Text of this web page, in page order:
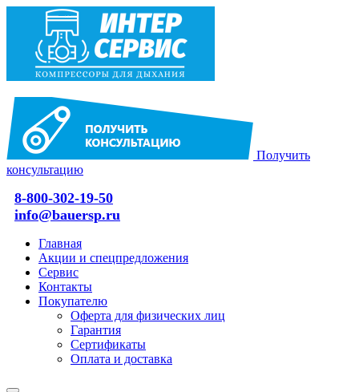
Получить
консультацию
8-800-302-19-50
info@bauersp.ru
Главная
Акции и спецпредложения
Сервис
Контакты
Покупателю
Оферта для физических лиц
Гарантия
Сертификаты
Оплата и доставка